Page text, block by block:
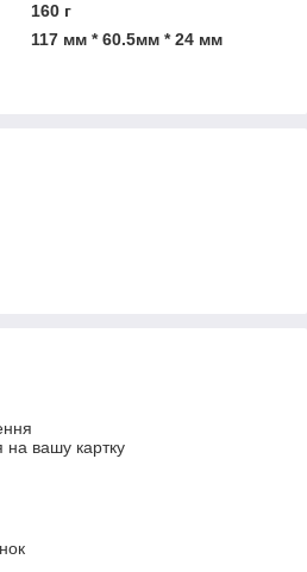
160 г
117 мм * 60.5мм * 24 мм
на вашу картку